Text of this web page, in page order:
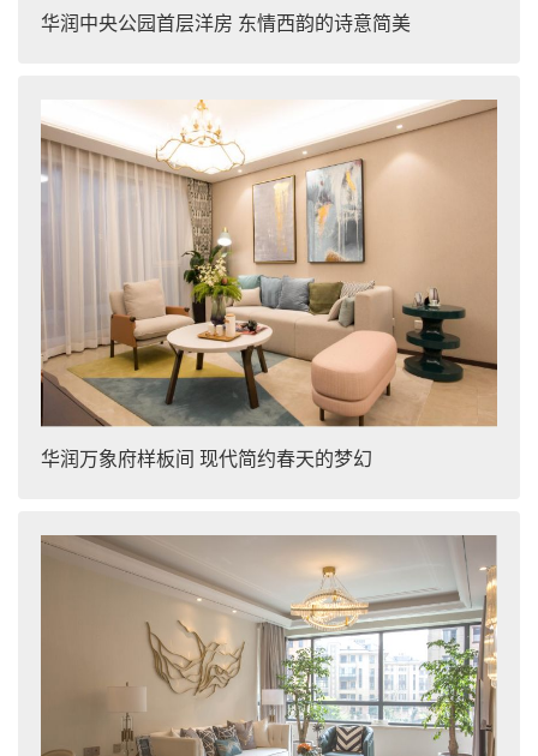
华润中央公园首层洋房 东情西韵的诗意简美
华润万象府样板间 现代简约春天的梦幻